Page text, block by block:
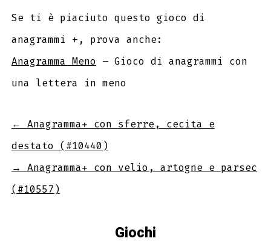
Se ti è piaciuto questo gioco di
anagrammi +, prova anche:
Anagramma Meno – Gioco di anagrammi con
una lettera in meno
←
Anagramma+ con sferre, cecita e
destato (#10440)
→
Anagramma+ con velio, artogne e parsec
(#10557)
Giochi